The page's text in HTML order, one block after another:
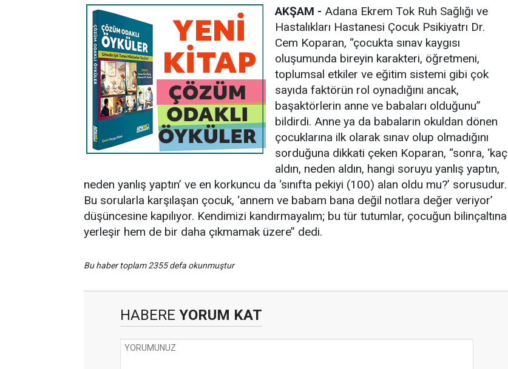
AKŞAM - Adana Ekrem Tok Ruh Sağlığı ve
Hastalıkları Hastanesi Çocuk Psikiyatrı Dr.
Cem Koparan, “çocukta sınav kaygısı
oluşumunda bireyin karakteri, öğretmeni,
toplumsal etkiler ve eğitim sistemi gibi çok
sayıda faktörün rol oynadığını ancak,
başaktörlerin anne ve babaları olduğunu’’
bildirdi. Anne ya da babaların okuldan dönen
çocuklarına ilk olarak sınav olup olmadığını
sorduğuna dikkati çeken Koparan, “sonra, ‘kaç
aldın, neden aldın, hangi soruyu yanlış yaptın,
neden yanlış yaptın’ ve en korkuncu da ‘sınıfta pekiyi (100) alan oldu mu?’ sorusudur.
Bu sorularla karşılaşan çocuk, ‘annem ve babam bana değil notlara değer veriyor’
düşüncesine kapılıyor. Kendimizi kandırmayalım; bu tür tutumlar, çocuğun bilinçaltına
yerleşir hem de bir daha çıkmamak üzere’’ dedi.
Bu haber toplam 2355 defa okunmuştur
HABERE YORUM KAT